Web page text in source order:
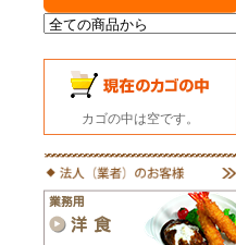
カゴの中は空です。